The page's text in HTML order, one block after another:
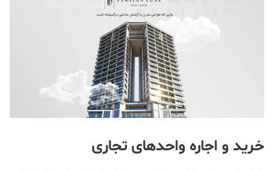
خرید و اجاره واحدهای تجاری